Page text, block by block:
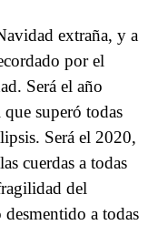
extraña, y a
por el
Será el año
superó todas
Será el 2020,
cuerdas a todas
del
a todas